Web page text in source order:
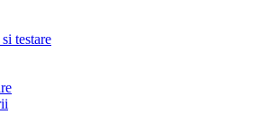
testare